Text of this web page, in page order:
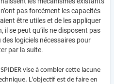
pas forcément les capacités
être utiles et de les appliquer
se peut qu’ils ne disposent pas
logiciels nécessaires pour
par la suite.
vise à combler cette lacune
L'objectif est de faire en